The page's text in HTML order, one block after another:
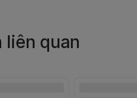
liên quan